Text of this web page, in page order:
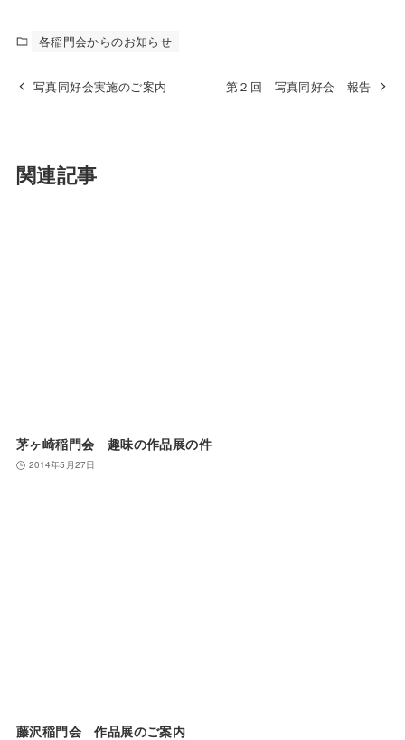
各稲門会からのお知らせ
写真同好会実施のご案内 第２回 写真同好会 報告
関連記事
茅ヶ崎稲門会 趣味の作品展の件
2014年5月27日
藤沢稲門会 作品展のご案内